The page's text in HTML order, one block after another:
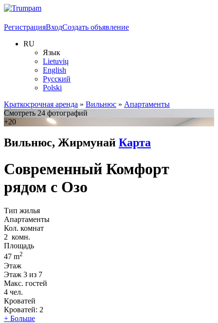
РегистрацияВходСоздать объявление
RU
Язык
Lietuvių
English
Русский
Polski
Краткосрочная аренда » Вильнюс » Апартаменты
Смотреть 24 фотографий
+20
Вильнюс, Жирмунай Карта
Современный Комфорт
рядом с Озo
Тип жилья
Апартаменты
Кол. комнат
2 комн.
Площадь
47 m2
Этаж
Этаж 3 из 7
Макс. гостей
4 чел.
Кроватей
Кроватей: 2
+ Больше